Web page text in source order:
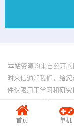
本站资源均来自公开
时来信通知我们，给
件仅限用于学习和研
版。 ©
首页 单机